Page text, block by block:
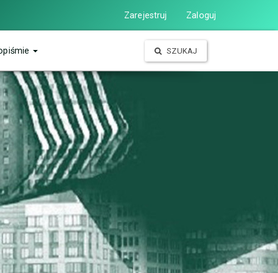
Zarejestruj Zaloguj
SZUKAJ
Kierowany jest zarówno do pracowników i
Profil naukowy czasopisma ma charakter
psychologii, socjologii, filozofii. Jego celem
tematycznego.